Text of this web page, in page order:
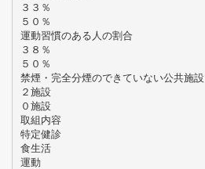
３３％
５０％
運動習慣のある人の割合
３８％
５０％
禁煙・完全分煙のできていない公共施設
２施設
０施設
取組内容
特定健診
食生活
運動